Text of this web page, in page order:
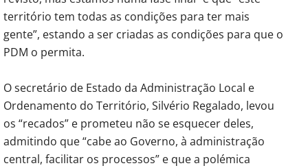
território tem todas as condições para ter mais
gente”, estando a ser criadas as condições para que o
PDM o permita.
O secretário de Estado da Administração Local e
Ordenamento do Território, Silvério Regalado, levou
os “recados” e prometeu não se esquecer deles,
admitindo que “cabe ao Governo, à administração
central, facilitar os processos” e que a polémica